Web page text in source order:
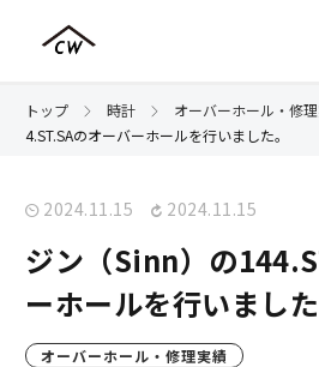
トップ 時計 オーバーホール・修
4.ST.SAのオーバーホールを行いました。
2024.11.15 2024.11.15
ジン（Sinn）の
ーホールを行いました
オーバーホール・修理実績